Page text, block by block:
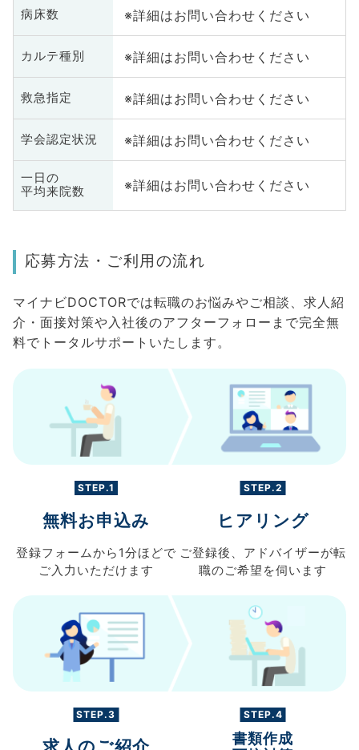
病床数 ※詳細はお問い合わせください
カルテ種別 ※詳細はお問い合わせください
救急指定 ※詳細はお問い合わせください
学会認定状況 ※詳細はお問い合わせください
一日の
平均来院数
※詳細はお問い合わせください
応募方法・ご利用の流れ
マイナビDOCTORでは転職のお悩みやご相談、求人紹
介・面接対策や入社後のアフターフォローまで完全無
料でトータルサポートいたします。
STEP.1
無料お申込み
登録フォームから 1分ほどで
ご入力 いただけます
STEP.2
ヒアリング
ご登録後、 アドバイザーが転
職のご希望を伺います
STEP.3 STEP.4
書類作成